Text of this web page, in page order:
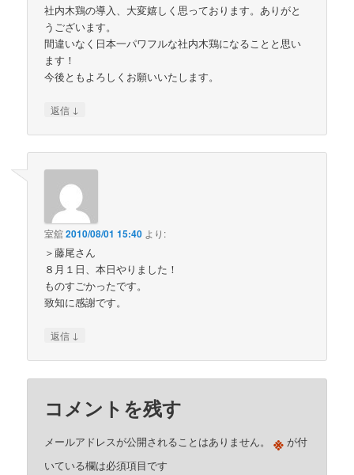
社内木鶏の導入、大変嬉しく思っております。ありがと
うございます。
間違いなく日本一パワフルな社内木鶏になることと思い
ます！
今後ともよろしくお願いいたします。
返信 ↓
室舘2010/08/01 15:40 より:
＞藤尾さん
８月１日、本日やりました！
ものすごかったです。
致知に感謝です。
返信 ↓
コメントを残す
メールアドレスが公開されることはありません。 ※ が付
いている欄は必須項目です